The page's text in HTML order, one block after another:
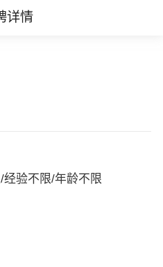
详情
验不限/年龄不限